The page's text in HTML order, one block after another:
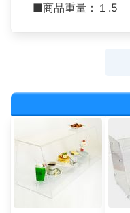
■商品重量：１.5